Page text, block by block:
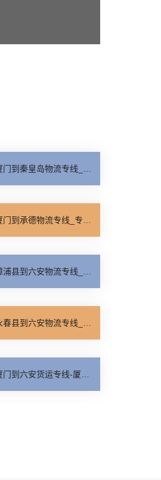
到秦皇岛物流专线_高效运输「运保时效」
到承德物流专线_专业调车「合理收费」
县到六安物流专线_多久能到「运价查询」
县到六安物流专线_快速响应「多久时间」
六安货运专线-厦门到六安物流公司_快运有保障「全程无虑」